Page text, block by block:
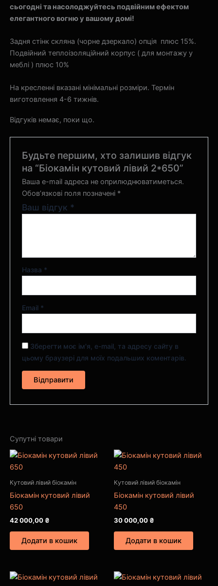
сьогодні та насолоджуйтесь подвійним ефектом
елегантного вогню у вашому домі!
Задня стінк скляна (чорне дзеркало) опція плюс 15%.
Подвійний теплоізоляційний корпус ( для монтажу у
меблі ) плюс 10%
На кресленні вказані мінімальні розміри. Термін
виготовлення 4-6 тижнів.
Відгуків немає, поки що.
Будьте першим, хто залишив відгук
на “Біокамін кутовий лівий 2*650”
Ваша e-mail адреса не оприлюднюватиметься.
Обов’язкові поля позначені *
Ваш відгук *
Назва *
Email *
Зберегти моє ім'я, e-mail, та адресу сайту в
цьому браузері для моїх подальших коментарів.
Супутні товари
Кутовий лівий біокамін
Біокамін кутовий лівий
650
42 000,00 ₴
Додати в кошик
Кутовий лівий біокамін
Біокамін кутовий лівий
450
30 000,00 ₴
Додати в кошик